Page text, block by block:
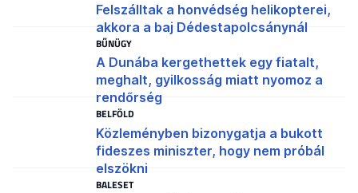
Felszálltak a honvédség helikopterei,
akkora a baj Dédestapolcsánynál
BŰNÜGY
A Dunába kergethettek egy fiatalt,
meghalt, gyilkosság miatt nyomoz a
rendőrség
BELFÖLD
Közleményben bizonygatja a bukott
fideszes miniszter, hogy nem próbál
elszökni
BALESET